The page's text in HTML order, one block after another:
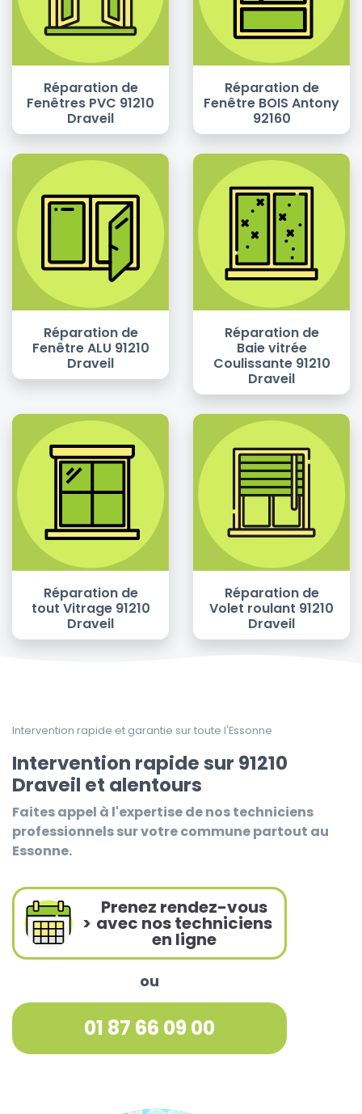
Réparation de
Fenêtres PVC 91210
Draveil
Réparation de
Fenêtre BOIS Antony
92160
Réparation de
Fenêtre ALU 91210
Draveil
Réparation de
Baie vitrée
Coulissante 91210
Draveil
Réparation de
tout Vitrage 91210
Draveil
Réparation de
Volet roulant 91210
Draveil
Intervention rapide et garantie sur toute l'Essonne
Intervention rapide sur 91210
Draveil et alentours
Faites appel à l'expertise de nos techniciens
professionnels sur votre commune partout au
Essonne.
>
Prenez rendez-vous
avec nos techniciens
en ligne
ou
01 87 66 09 00